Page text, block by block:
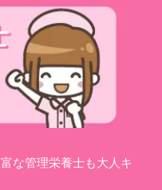
な管理栄養士も大人キ